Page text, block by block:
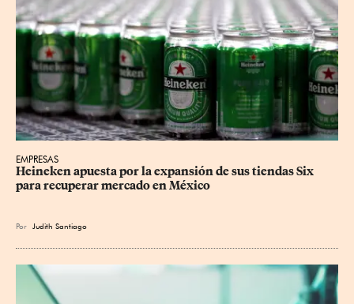
EMPRESAS
Heineken apuesta por la expansión de sus tiendas Six
para recuperar mercado en México
Por Judith Santiago